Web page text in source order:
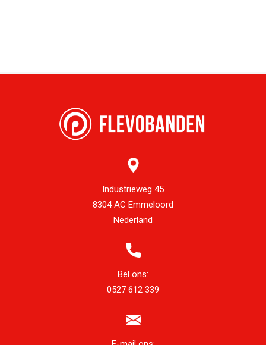
Industrieweg 45
8304 AC Emmeloord
Nederland
Bel ons:
0527 612 339